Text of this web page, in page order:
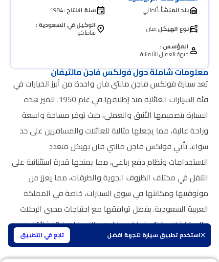
استخدم تطبيق سيارة لتجربة افضل تابع في التطبيق
بلد المنشأ :ألماني سنة الانتاج :1984
نوع الهيكل :فان الوكيل في السعودية :
ساماكو
المؤسس :
جبهة العمال الألمانية
معلومات شاملة حول فولكس فاجن مالتيفان
تعد سيارة فولكس فاجن مالتي فان واحدة من أبرز الخيارات في
فئة السيارات العائلية منذ إطلاقها في عام 1950. تتميز هذه
السيارة بتصميمها الأنيق والعملي، حيث توفر مساحة واسعة
وراحة عالية، مما يجعلها مثالية للعائلات والمسافرين على حد
سواء. تأتي فولكس فاجن مالتي فان بهيكل متعدد
الاستخدامات ونظام دفع رباعي، مما يمنحها قدرة استثنائية على
التنقل في مختلف الظروف الجوية والطرقات، مما يعزز من
موثوقيتها ومكانتها في سوق السيارات، خاصة في المملكة
العربية السعودية. بفضل توافقها مع احتياجات محبي الرحلات
والاستكشاف، تظل فولكس فاجن مالتي فان خيارًا شائعًا يضمن
تجارب سفر مريحة وممتعة.